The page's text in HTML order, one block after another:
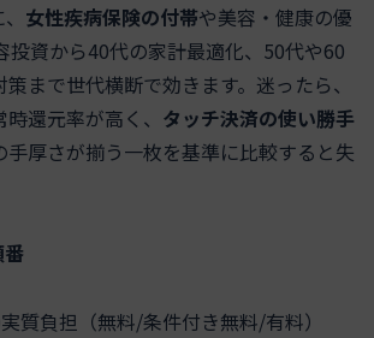
女性疾病保険の付帯や美容・健康の優
投資から40代の家計最適化、50代や60
まで世代横断で効きます。迷ったら、
還元率が高く、 タッチ決済の使い勝手
手厚さが揃う一枚を基準に比較すると失
質負担（無料/条件付き無料/有料）